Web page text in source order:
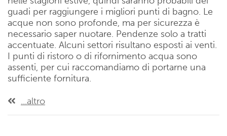
guadi per raggiungere i migliori punti di bagno. Le
acque non sono profonde, ma per sicurezza è
necessario saper nuotare. Pendenze solo a tratti
accentuate. Alcuni settori risultano esposti ai venti.
I punti di ristoro o di rifornimento acqua sono
assenti, per cui raccomandiamo di portarne una
sufficiente fornitura.
...altro